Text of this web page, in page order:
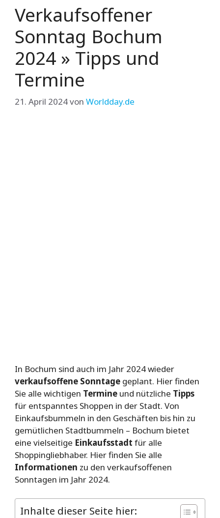
Verkaufsoffener
Sonntag Bochum
2024 » Tipps und
Termine
21. April 2024von Worldday.de
In Bochum sind auch im Jahr 2024 wieder
verkaufsoffene Sonntage geplant. Hier finden
Sie alle wichtigen Termine und nützliche Tipps
für entspanntes Shoppen in der Stadt. Von
Einkaufsbummeln in den Geschäften bis hin zu
gemütlichen Stadtbummeln – Bochum bietet
eine vielseitige Einkaufsstadt für alle
Shoppingliebhaber. Hier finden Sie alle
Informationen zu den verkaufsoffenen
Sonntagen im Jahr 2024.
Inhalte dieser Seite hier: